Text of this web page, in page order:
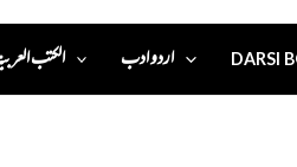
الكتب اردو ادب DARSI